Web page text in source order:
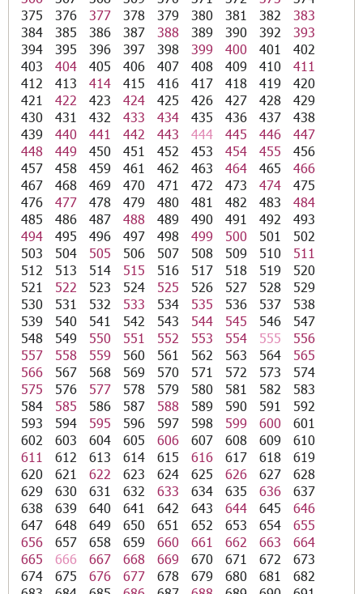
375
376 377 378 379 380 381 382
383
384
385 386 387 388 389 390 392
393
394
395 396 397 398 399 400 401
402
403
404 405 406 407 408 409 410
411
412
413 414 415 416 417 418 419
420
421
422 423 424 425 426 427 428
429
430
431 432 433 434 435 436 437
438
439
440 441 442 443 444 445 446
447
448
449 450 451 452 453 454 455
456
457
458 459 461 462 463 464 465
466
467
468 469 470 471 472 473 474
475
476
477 478 479 480 481 482 483
484
485
486 487 488 489 490 491 492
493
494
495 496 497 498 499 500 501
502
503
504 505 506 507 508 509 510
511
512
513 514 515 516 517 518 519
520
521
522 523 524 525 526 527 528
529
530
531 532 533 534 535 536 537
538
539
540 541 542 543 544 545 546
547
548
549 550 551 552 553 554 555
556
557
558 559 560 561 562 563 564
565
566
567 568 569 570 571 572 573
574
575
576 577 578 579 580 581 582
583
584
585 586 587 588 589 590 591
592
593
594 595 596 597 598 599 600
601
602
603 604 605 606 607 608 609
610
611
612 613 614 615 616 617 618
619
620
621 622 623 624 625 626 627
628
629
630 631 632 633 634 635 636
637
638
639 640 641 642 643 644 645
646
647
648 649 650 651 652 653 654
655
656
657 658 659 660 661 662 663
664
665
666 667 668 669 670 671 672
673
674
675 676 677 678 679 680 681
682